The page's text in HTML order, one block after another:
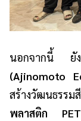
นอกจากนี้ ยั
(Ajinomoto
สร้างวัฒนธร
พลาสติก PET